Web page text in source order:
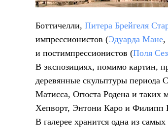
Боттичелли, Питера Брейгеля
импрессионистов (Эдуарда Мане,
и постимпрессионистов (Поля
В экспозициях, помимо картин,
деревянные скульптуры периода
Матисса, Огюста Родена и таких
Хепворт, Энтони Каро и Филипп
В галерее хранится одна из